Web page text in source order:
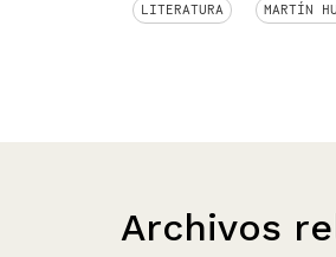
LITERATURA MARTÍN
Archivos